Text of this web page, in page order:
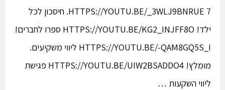
HTTPS://YOUTU.BE/_3WLJ9BNRUE 7. חיסכון לכל
ילד! HTTPS://YOUTU.BE/KG2_INJFF8O ספרו לחברים!
HTTPS://YOUTU.BE/-QAM8GQ5S_I ליווי משקיעים.
מומלץ! HTTPS://YOUTU.BE/UIW2BSADDO4 פגישת
ליווי השקעות …